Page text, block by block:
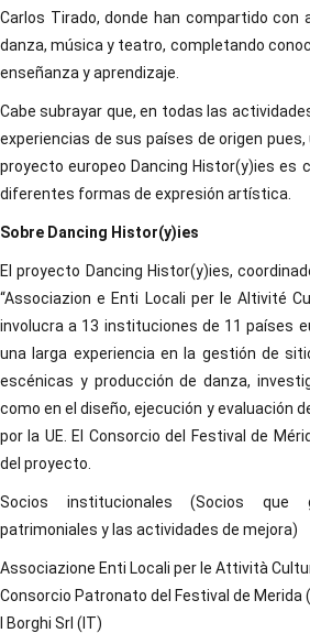
Carlos Tirado, donde han compartido con
danza, música y teatro, completando
enseñanza y aprendizaje.
Cabe subrayar que, en todas las
experiencias de sus países de origen pues,
proyecto europeo Dancing Histor(y)ies es
diferentes formas de expresión artística.
Sobre Dancing Histor(y)ies
El proyecto Dancing Histor(y)ies,
“Associazion e Enti Locali per Ie Altivité
involucra a 13 instituciones de 11 países
una larga experiencia en la gestión de
escénicas y producción de danza,
como en el diseño, ejecución y evaluación
por la UE. El Consorcio del Festival de
del proyecto.
Socios institucionales (Socios que
patrimoniales y las actividades de mejora)
Associazione Enti Locali per le Attività
Consorcio Patronato del Festival de Merida
I Borghi Srl (IT)